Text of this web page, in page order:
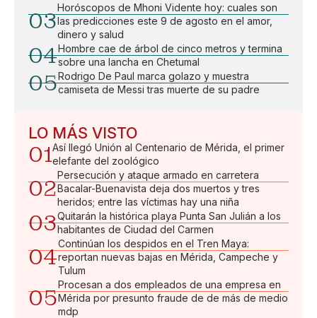
03
Horóscopos de Mhoni Vidente hoy: cuales son
las predicciones este 9 de agosto en el amor,
dinero y salud
04Hombre cae de árbol de cinco metros y termina
sobre una lancha en Chetumal
05Rodrigo De Paul marca golazo y muestra
camiseta de Messi tras muerte de su padre
LO MÁS VISTO
01Así llegó Unión al Centenario de Mérida, el primer
elefante del zoológico
02
Persecución y ataque armado en carretera
Bacalar-Buenavista deja dos muertos y tres
heridos; entre las víctimas hay una niña
03Quitarán la histórica playa Punta San Julián a los
habitantes de Ciudad del Carmen
04
Continúan los despidos en el Tren Maya:
reportan nuevas bajas en Mérida, Campeche y
Tulum
05
Procesan a dos empleados de una empresa en
Mérida por presunto fraude de de más de medio
mdp